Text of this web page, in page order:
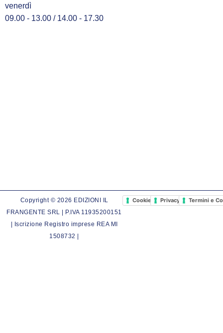
venerdì
09.00 - 13.00 / 14.00 - 17.30
Copyright © 2026 EDIZIONI IL
FRANGENTE SRL | P.IVA 11935200151
| Iscrizione Registro imprese REA MI
1508732 |
Cookie PolicyPrivacy PolicyTermini e